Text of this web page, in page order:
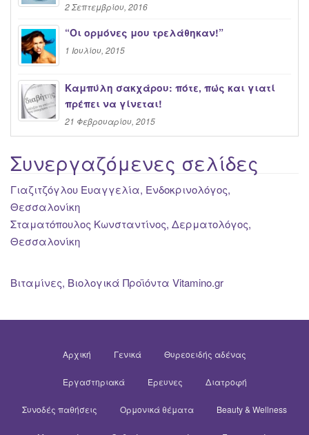
2 Σεπτεμβρίου, 2016
“Oι ορμόνες μου τρελάθηκαν!”
1 Ιουλίου, 2015
Καμπύλη σακχάρου: πότε, πώς και γιατί
πρέπει να γίνεται!
21 Φεβρουαρίου, 2015
Συνεργαζόμενες σελίδες
Γιαζιτζόγλου Ευαγγελία, Ενδοκρινολόγος,
Θεσσαλονίκη
Σταματόπουλος Κωνσταντίνος, Δερματολόγος,
Θεσσαλονίκη
Βιταμίνες, Βιολογικά Προϊόντα Vitamino.gr
Αρχική Γενικά Θυρεοειδής αδένας
Εργαστηριακά Έρευνες Διατροφή
Συνοδές παθήσεις Ορμονικά θέματα Beauty & Wellness